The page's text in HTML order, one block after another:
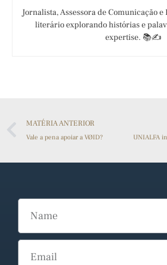
Jornalista, Assessora de Comunicação
literário explorando histórias e
expertise. 📚✍️
MATÉRIA ANTERIOR
Vale a pena apoiar a VØID?